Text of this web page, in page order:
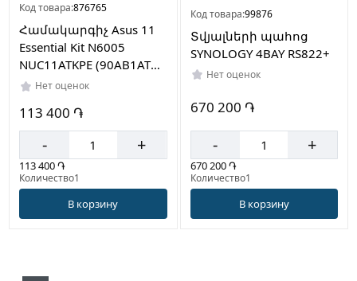
Код товара:876765
Համակարգիչ Asus 11
Essential Kit N6005
NUC11ATKPE (90AB1ATK-
MB1100)
Нет оценок
113 400 ֏
- +
113 400 ֏
Количество1
В корзину
Код товара:99876
Տվյալների պահոց
SYNOLOGY 4BAY RS822+
Нет оценок
670 200 ֏
- +
670 200 ֏
Количество1
В корзину